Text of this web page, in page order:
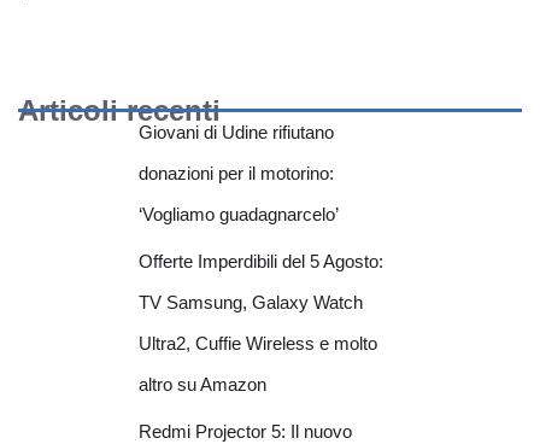
Articoli recenti
Giovani di Udine rifiutano
donazioni per il motorino:
‘Vogliamo guadagnarcelo’
Offerte Imperdibili del 5 Agosto:
TV Samsung, Galaxy Watch
Ultra2, Cuffie Wireless e molto
altro su Amazon
Redmi Projector 5: Il nuovo